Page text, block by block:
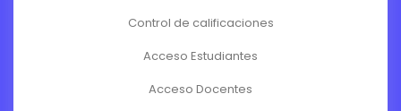
Control de calificaciones
Acceso Estudiantes
Acceso Docentes